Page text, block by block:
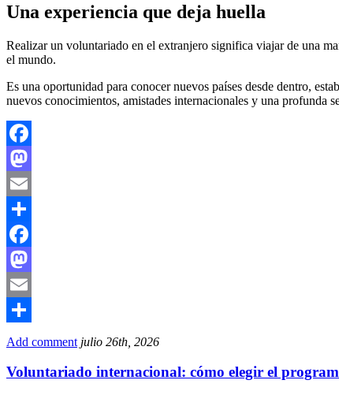
Una experiencia que deja huella
Realizar un voluntariado en el extranjero significa viajar de una
el mundo.
Es una oportunidad para conocer nuevos países desde dentro,
nuevos conocimientos, amistades internacionales y una profunda
Facebook
Mastodon
Email
Compartir
Facebook
Mastodon
Email
Compartir
Add comment julio 26th, 2026
Voluntariado internacional: cómo elegir el